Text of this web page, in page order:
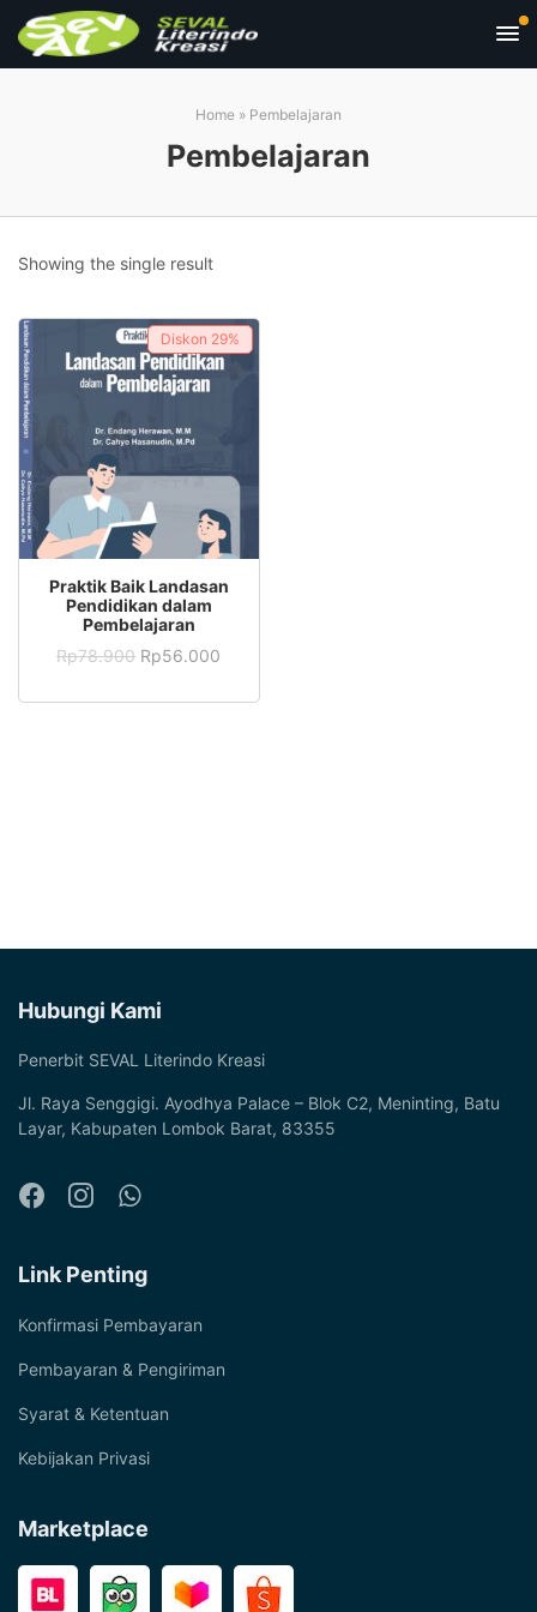
Home » Pembelajaran
Pembelajaran
Showing the single result
Diskon 29%
ADD TO CART
Praktik Baik Landasan
Pendidikan dalam
Pembelajaran
Rp78.900 Rp56.000
Hubungi Kami
Penerbit SEVAL Literindo Kreasi
Jl. Raya Senggigi. Ayodhya Palace – Blok C2, Meninting, Batu
Layar, Kabupaten Lombok Barat, 83355
Link Penting
Konfirmasi Pembayaran
Pembayaran & Pengiriman
Syarat & Ketentuan
Kebijakan Privasi
Marketplace